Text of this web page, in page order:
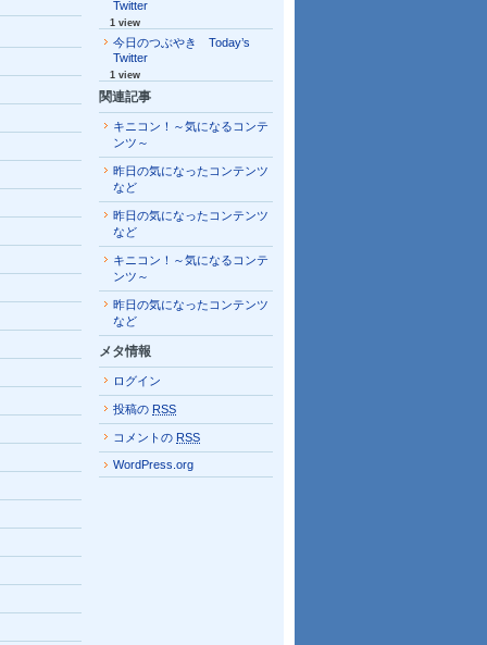
Twitter
1 view
今日のつぶやき Today’s
Twitter
1 view
関連記事
キニコン！～気になるコンテ
ンツ～
昨日の気になったコンテンツ
など
昨日の気になったコンテンツ
など
キニコン！～気になるコンテ
ンツ～
昨日の気になったコンテンツ
など
メタ情報
ログイン
投稿の RSS
コメントの RSS
WordPress.org